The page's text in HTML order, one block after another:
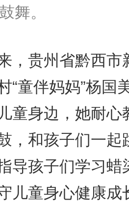
舞。
贵州省黔西市
“童伴妈妈”杨国
童身边，她耐心
，和孩子们一起
导孩子们学习蜡
儿童身心健康成